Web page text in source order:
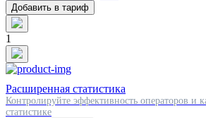
Добавить в тариф
1
Расширенная статистика
Контролируйте эффективность операторов и
статистике